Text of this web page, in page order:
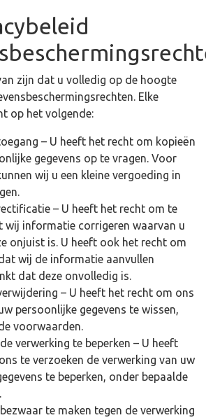
zijn dat u volledig op de hoogte
Elke
op het volgende:
– U heeft het recht om kopieën
gegevens op te vragen. Voor
wij u een kleine vergoeding in
– U heeft het recht om te
wij informatie corrigeren waarvan u
onjuist is. U heeft ook het recht om
wij de informatie aanvullen
dat deze onvolledig is.
– U heeft het recht om ons
persoonlijke gegevens te wissen,
voorwaarden.
verwerking te beperken – U heeft
te verzoeken de verwerking van uw
te beperken, onder bepaalde
te maken tegen de verwerking